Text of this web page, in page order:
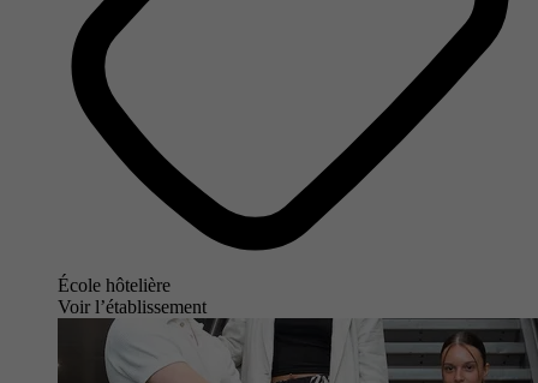
École hôtelière
Voir l’établissement